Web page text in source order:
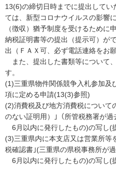
13(6)の締切日時までに提出して
ては、新型コロナウイルスの影響
（徴収）猶予制度を受けるために
納税証明書等の提出（提示可）が
出（ＦＡＸ可、必ず電話連絡をお
また、提出した書類等について
す。
(1)三重県物件関係競争入札参加及
項に定める申請(13(3)参照)
(2)消費税及び地方消費税につい
のない証明用）｣（所管税務署が過
6月以内に発行したもの)の写し(
(3)三重県内に本支店又は営業所等
税確認書｣(三重県の県税事務所が
6月以内に発行したもの)の写し(